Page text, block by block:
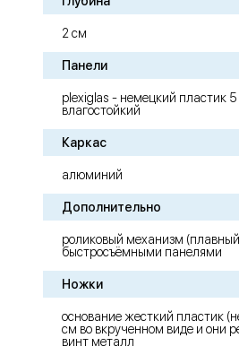
2 см
Панели
plexiglas - немецкий пластик
влагостойкий
Каркас
алюминий
Дополнительно
роликовый механизм
быстросъёмными панелями
Ножки
основание жесткий пластик
см во вкрученном виде и они
винт металл